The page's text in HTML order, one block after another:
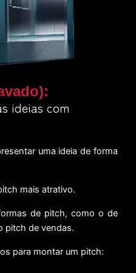
:
ideias com
uma ideia de forma
mais atrativo.
de pitch, como o de
pitch de vendas.
para montar um pitch: